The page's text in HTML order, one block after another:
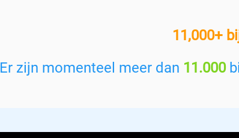
e
n
11,000+
Er zijn momenteel meer dan 11.000